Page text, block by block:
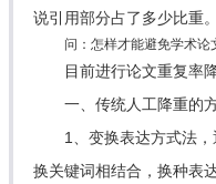
说引用部分占了多少比重。
问：怎样才能避免学术
目前进行论文重复率
一、传统人工降重的
1、变换表达方式法
换关键词相结合，换种表